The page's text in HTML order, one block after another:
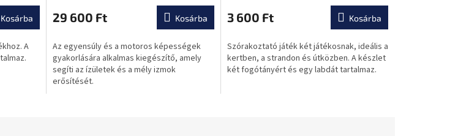
Kosárba
A
átlagos
értékelése
ből
0,0
csillag.
29 600 Ft Kosárba
Az egyensúly és a motoros képességek
gyakorlására alkalmas kiegészítő, amely
segíti az ízületek és a mély izmok
erősítését.
átlagos
értékelése
ből
0,0
csillag.
3 600 Ft Kosárba
Szórakoztató játék két játékosnak, ideális a
kertben, a strandon és útközben. A készlet
két fogótányért és egy labdát tartalmaz.